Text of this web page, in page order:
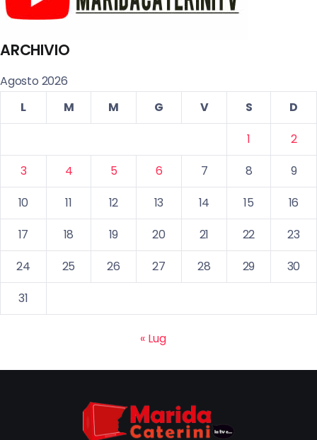
ARCHIVIO
Agosto 2026
L
M M G V S
D
1
2
3
4 5 6 7 8
9
10
11 12 13 14 15
16
17
18 19 20 21 22
23
24
25 26 27 28 29
30
31
« Lug